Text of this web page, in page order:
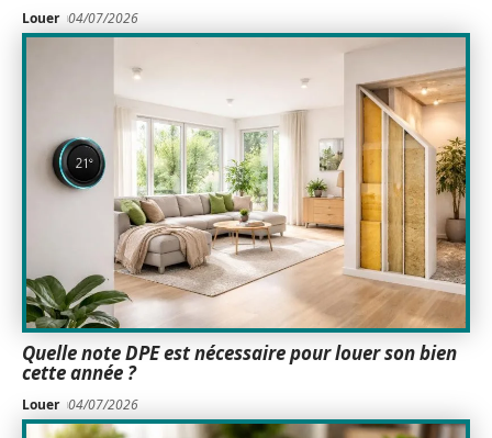
Louer 04/07/2026
Quelle note DPE est nécessaire pour louer son bien
cette année ?
Louer 04/07/2026